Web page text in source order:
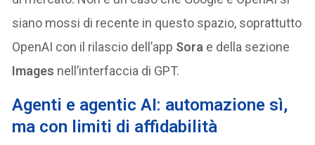
siano mossi di recente in questo spazio, soprattutto
OpenAI con il rilascio dell’app Sora e della sezione
Images nell’interfaccia di GPT.
Agenti e agentic AI: automazione sì,
ma con limiti di affidabilità